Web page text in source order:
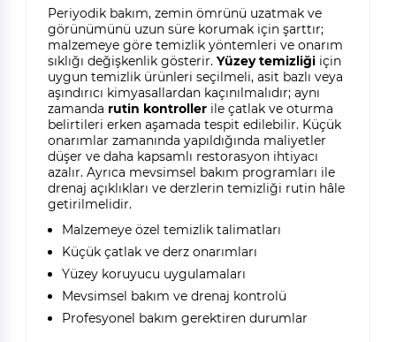
Periyodik bakım, zemin ömrünü uzatmak ve
görünümünü uzun süre korumak için şarttır;
malzemeye göre temizlik yöntemleri ve onarım
sıklığı değişkenlik gösterir. Yüzey temizliğiiçin
uygun temizlik ürünleri seçilmeli, asit bazlı veya
aşındırıcı kimyasallardan kaçınılmalıdır; aynı
zamanda rutin kontrollerile çatlak ve oturma
belirtileri erken aşamada tespit edilebilir. Küçük
onarımlar zamanında yapıldığında maliyetler
düşer ve daha kapsamlı restorasyon ihtiyacı
azalır. Ayrıca mevsimsel bakım programları ile
drenaj açıklıkları ve derzlerin temizliği rutin hâle
getirilmelidir.
Malzemeye özel temizlik talimatları
Küçük çatlak ve derz onarımları
Yüzey koruyucu uygulamaları
Mevsimsel bakım ve drenaj kontrolü
Profesyonel bakım gerektiren durumlar